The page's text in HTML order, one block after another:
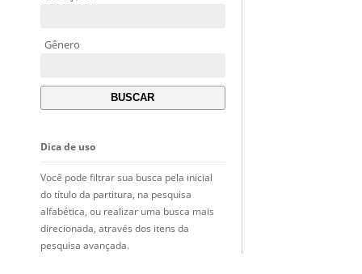
Gênero
Dica de uso
Você pode filtrar sua busca pela inicial
do título da partitura, na pesquisa
alfabética, ou realizar uma busca mais
direcionada, através dos itens da
pesquisa avançada.